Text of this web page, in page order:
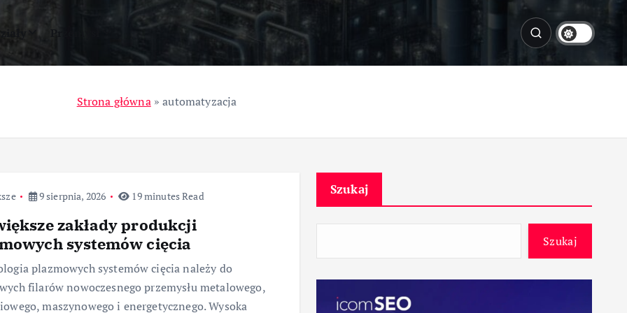
Przemysł
Strona główna»automatyzacja
9 sierpnia, 2026 19 minutes Read
zakłady produkcji
systemów cięcia
plazmowych systemów cięcia należy do
filarów nowoczesnego przemysłu metalowego,
maszynowego i energetycznego. Wysoka
Szukaj
Szukaj